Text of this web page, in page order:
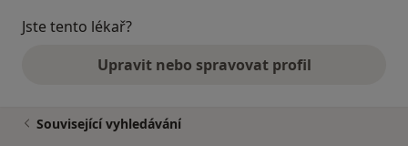
Jste tento lékař?
Upravit nebo spravovat profil
Související vyhledávání